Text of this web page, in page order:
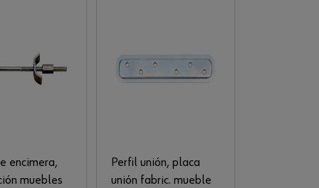
encimera,
muebles
Perfil unión, placa
unión fabric. mueble